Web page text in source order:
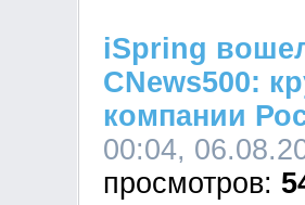
iSpring
CNews500:
компании
00:04,